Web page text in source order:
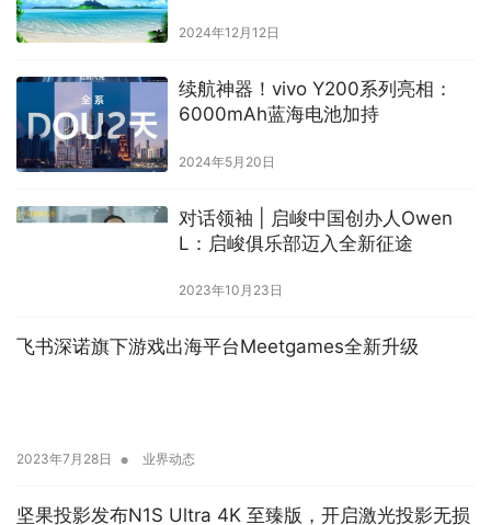
2024年12月12日
续航神器！vivo Y200系列亮相：
6000mAh蓝海电池加持
2024年5月20日
对话领袖 | 启峻中国创办人Owen
L：启峻俱乐部迈入全新征途
2023年10月23日
飞书深诺旗下游戏出海平台Meetgames全新升级
2023年7月28日 • 业界动态
坚果投影发布N1S Ultra 4K 至臻版，开启激光投影无损